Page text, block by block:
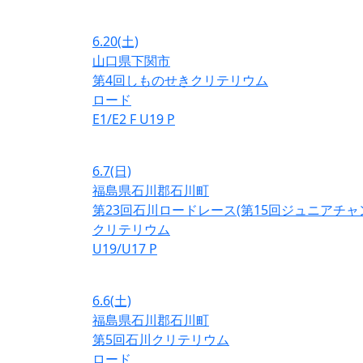
6.20(土)
山口県下関市
第4回しものせきクリテリウム
ロード
E1/E2 F U19 P
6.7(日)
福島県石川郡石川町
第23回石川ロードレース(第15回ジュニアチャ
クリテリウム
U19/U17 P
6.6(土)
福島県石川郡石川町
第5回石川クリテリウム
ロード